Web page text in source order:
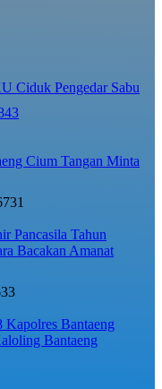
Ciduk Pengedar Sabu
Cium Tangan Minta
Pancasila Tahun
Bacakan Amanat
Kapolres Bantaeng
Bantaeng